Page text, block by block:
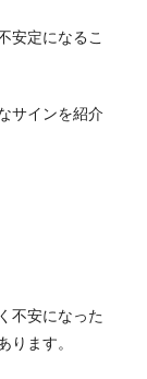
安定になるこ
サインを紹介
不安になった
ります。